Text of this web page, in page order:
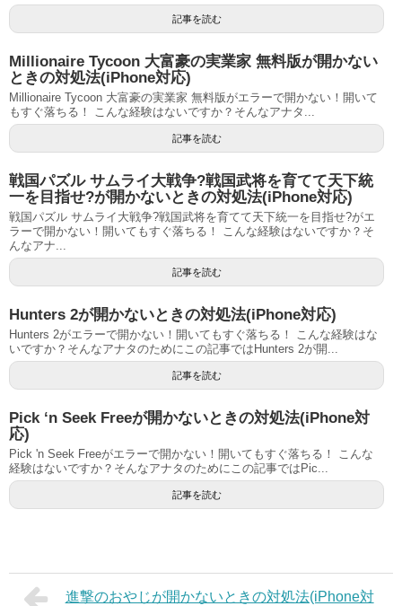
記事を読む
Millionaire Tycoon 大富豪の実業家 無料版が開かない
ときの対処法(iPhone対応)
Millionaire Tycoon 大富豪の実業家 無料版がエラーで開かない！開いて
もすぐ落ちる！ こんな経験はないですか？そんなアナタ...
記事を読む
戦国パズル サムライ大戦争?戦国武将を育てて天下統
一を目指せ?が開かないときの対処法(iPhone対応)
戦国パズル サムライ大戦争?戦国武将を育てて天下統一を目指せ?がエ
ラーで開かない！開いてもすぐ落ちる！ こんな経験はないですか？そ
んなアナ...
記事を読む
Hunters 2が開かないときの対処法(iPhone対応)
Hunters 2がエラーで開かない！開いてもすぐ落ちる！ こんな経験はな
いですか？そんなアナタのためにこの記事ではHunters 2が開...
記事を読む
Pick ‘n Seek Freeが開かないときの対処法(iPhone対
応)
Pick 'n Seek Freeがエラーで開かない！開いてもすぐ落ちる！ こんな
経験はないですか？そんなアナタのためにこの記事ではPic...
記事を読む
進撃のおやじが開かないときの対処法(iPhone対